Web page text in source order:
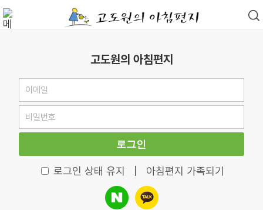
고도원의 아침편지
로그인
로그인 상태 유지 아침편지 가족되기